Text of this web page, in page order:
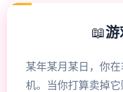
📖游
某年某月某日，你
机。当你打算卖掉